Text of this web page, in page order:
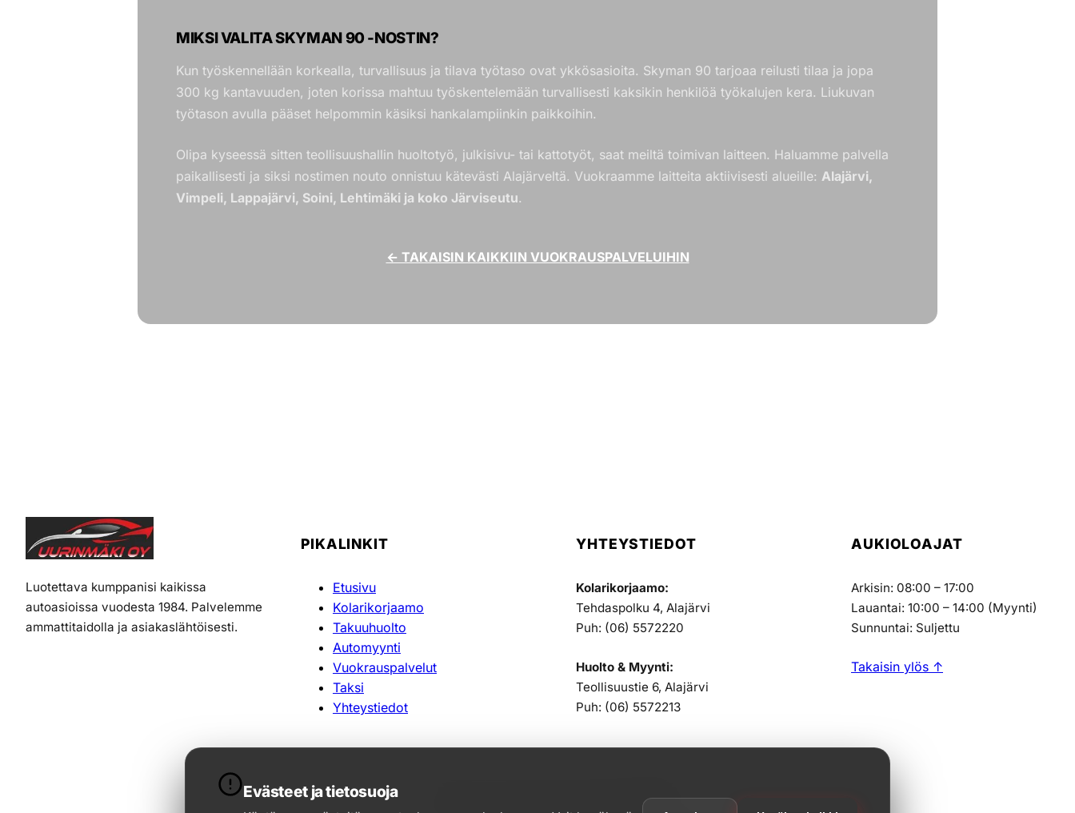
MIKSI VALITA SKYMAN 90 -NOSTIN?
Kun työskennellään korkealla, turvallisuus ja tilava työtaso ovat ykkösasioita. Skyman 90 tarjoaa reilusti tilaa ja jopa
300 kg kantavuuden, joten korissa mahtuu työskentelemään turvallisesti kaksikin henkilöä työkalujen kera. Liukuvan
työtason avulla pääset helpommin käsiksi hankalampiinkin paikkoihin.
Olipa kyseessä sitten teollisuushallin huoltotyö, julkisivu- tai kattotyöt, saat meiltä toimivan laitteen. Haluamme palvella
paikallisesti ja siksi nostimen nouto onnistuu kätevästi Alajärveltä. Vuokraamme laitteita aktiivisesti alueille: Alajärvi,
Vimpeli, Lappajärvi, Soini, Lehtimäki ja koko Järviseutu.
← TAKAISIN KAIKKIIN VUOKRAUSPALVELUIHIN
Luotettava kumppanisi kaikissa
autoasioissa vuodesta 1984. Palvelemme
ammattitaidolla ja asiakaslähtöisesti.
PIKALINKIT
Etusivu
Kolarikorjaamo
Takuuhuolto
Automyynti
Vuokrauspalvelut
Taksi
Yhteystiedot
YHTEYSTIEDOT
Kolarikorjaamo:
Tehdaspolku 4, Alajärvi
Puh: (06) 5572220
Huolto & Myynti:
Teollisuustie 6, Alajärvi
Puh: (06) 5572213
AUKIOLOAJAT
Arkisin: 08:00 – 17:00
Lauantai: 10:00 – 14:00 (Myynti)
Sunnuntai: Suljettu
Takaisin ylös ↑
Evästeet ja tietosuoja